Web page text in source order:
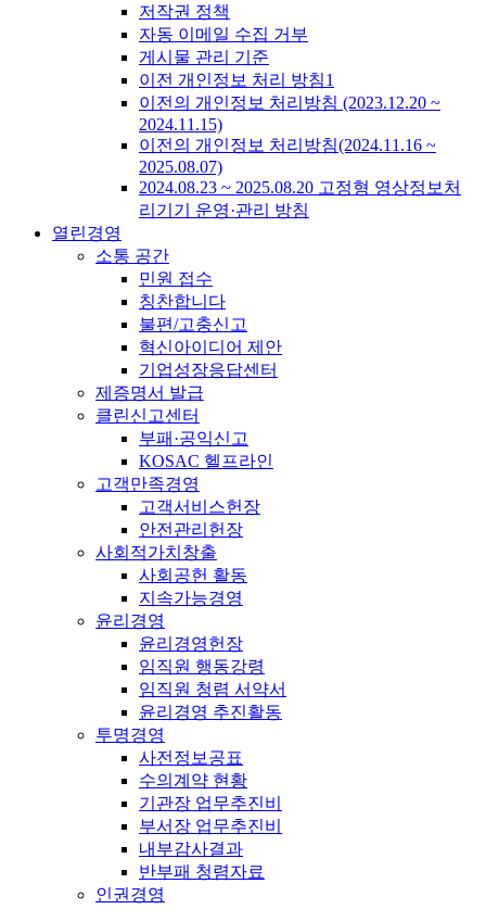
저작권 정책
자동 이메일 수집 거부
게시물 관리 기준
이전 개인정보 처리 방침1
이전의 개인정보 처리방침 (2023.12.20 ~
2024.11.15)
이전의 개인정보 처리방침(2024.11.16 ~
2025.08.07)
2024.08.23 ~ 2025.08.20 고정형 영상정보처
리기기 운영·관리 방침
열린경영
소통 공간
민원 접수
칭찬합니다
불편/고충신고
혁신아이디어 제안
기업성장응답센터
제증명서 발급
클린신고센터
부패·공익신고
KOSAC 헬프라인
고객만족경영
고객서비스헌장
안전관리헌장
사회적가치창출
사회공헌 활동
지속가능경영
윤리경영
윤리경영헌장
임직원 행동강령
임직원 청렴 서약서
윤리경영 추진활동
투명경영
사전정보공표
수의계약 현황
기관장 업무추진비
부서장 업무추진비
내부감사결과
반부패 청렴자료
인권경영